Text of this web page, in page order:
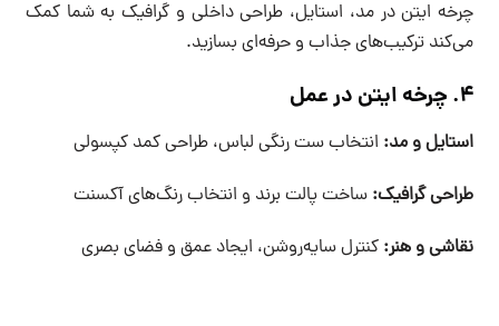
چرخه ایتن در مد، استایل، طراحی داخلی و گرافیک به شما کمک
می‌کند ترکیب‌های جذاب و حرفه‌ای بسازید.
۴. چرخه ایتن در عمل
استایل و مد: انتخاب ست رنگی لباس، طراحی کمد کپسولی
طراحی گرافیک: ساخت پالت برند و انتخاب رنگ‌های آکسنت
نقاشی و هنر: کنترل سایه‌روشن، ایجاد عمق و فضای بصری